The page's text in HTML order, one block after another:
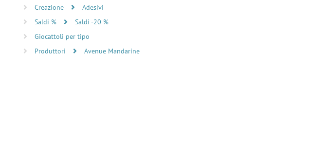
Creazione
Adesivi
Saldi %
Saldi -20 %
Giocattoli per tipo
Produttori
Avenue Mandarine